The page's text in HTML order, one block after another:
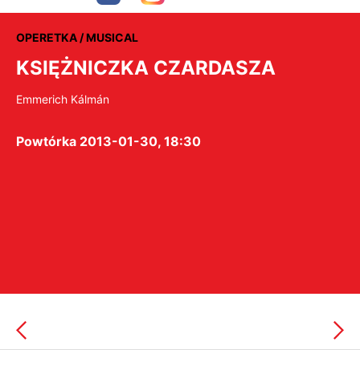
OPERETKA / MUSICAL
KSIĘŻNICZKA CZARDASZA
Emmerich Kálmán
Powtórka 2013-01-30, 18:30